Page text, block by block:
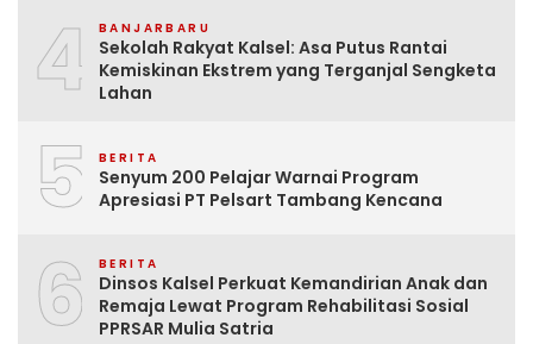
4 BANJARBARU
Sekolah Rakyat Kalsel: Asa Putus Rantai
Kemiskinan Ekstrem yang Terganjal Sengketa
Lahan
5 BERITA
Senyum 200 Pelajar Warnai Program
Apresiasi PT Pelsart Tambang Kencana
6 BERITA
Dinsos Kalsel Perkuat Kemandirian Anak dan
Remaja Lewat Program Rehabilitasi Sosial
PPRSAR Mulia Satria